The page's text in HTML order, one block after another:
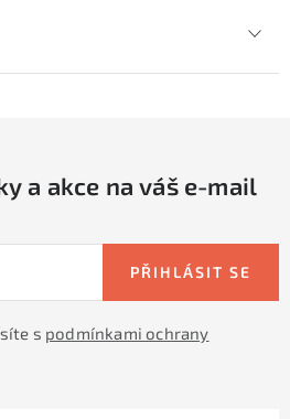
a akce na váš e-mail
s podmínkami ochrany
PŘIHLÁSIT SE